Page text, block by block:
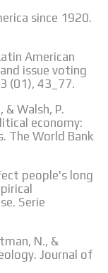
since 1920.
American
issue voting
(01), 43_77.
& Walsh, P.
economy:
The World Bank
people's long
Serie
N., &
Journal of